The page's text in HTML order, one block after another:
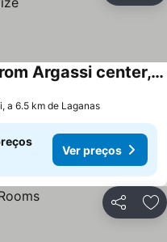
Costas Studios - 450m from Argassi center, by ZanteWize
a 6.5 km de Laganas
Ver preços
Partilhar